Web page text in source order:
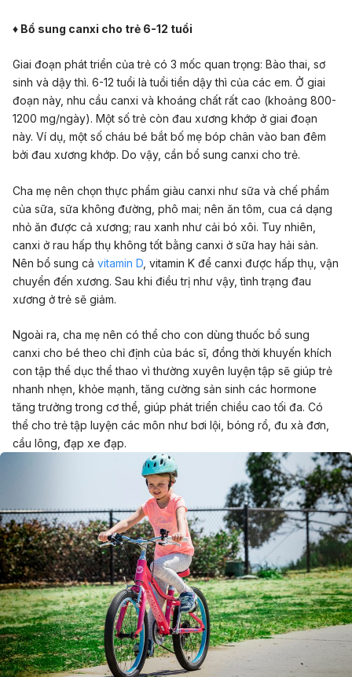
♦ Bổ sung canxi cho trẻ 6-12 tuổi
Giai đoạn phát triển của trẻ có 3 mốc quan trọng: Bào thai, sơ
sinh và dậy thì. 6-12 tuổi là tuổi tiền dậy thì của các em. Ở giai
đoạn này, nhu cầu canxi và khoáng chất rất cao (khoảng 800-
1200 mg/ngày). Một số trẻ còn đau xương khớp ở giai đoạn
này. Ví dụ, một số cháu bé bắt bố mẹ bóp chân vào ban đêm
bởi đau xương khớp. Do vậy, cần bổ sung canxi cho trẻ.
Cha mẹ nên chọn thực phẩm giàu canxi như sữa và chế phẩm
của sữa, sữa không đường, phô mai; nên ăn tôm, cua cá dạng
nhỏ ăn được cả xương; rau xanh như cải bó xôi. Tuy nhiên,
canxi ở rau hấp thụ không tốt bằng canxi ở sữa hay hải sản.
Nên bổ sung cả vitamin D , vitamin K để canxi được hấp thụ, vận
chuyển đến xương. Sau khi điều trị như vậy, tình trạng đau
xương ở trẻ sẽ giảm.
Ngoài ra, cha mẹ nên có thể cho con dùng thuốc bổ sung
canxi cho bé theo chỉ định của bác sĩ, đồng thời khuyến khích
con tập thể dục thể thao vì thường xuyên luyện tập sẽ giúp trẻ
nhanh nhẹn, khỏe mạnh, tăng cường sản sinh các hormone
tăng trưởng trong cơ thể, giúp phát triển chiều cao tối đa. Có
thể cho trẻ tập luyện các môn như bơi lội, bóng rổ, đu xà đơn,
cầu lông, đạp xe đạp.